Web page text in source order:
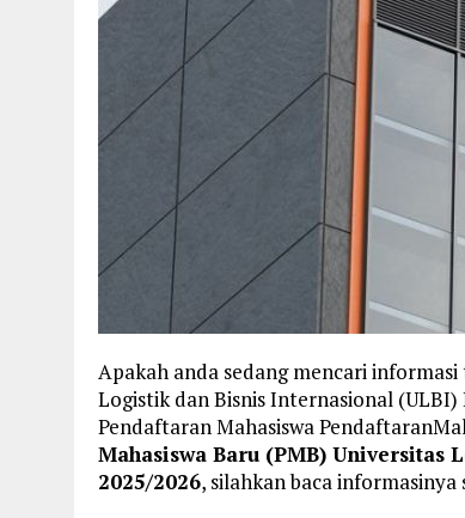
Apakah anda sedang mencari
Logistik dan Bisnis Internasional
Pendaftaran Mahasiswa
Mahasiswa Baru (PMB)
2025/2026, silahkan baca informasinya